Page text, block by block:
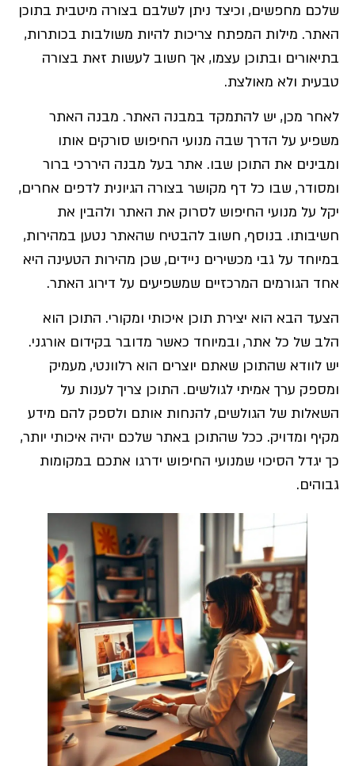
שלכם מחפשים, וכיצד ניתן לשלבם בצורה מיטבית בתוכן
האתר. מילות המפתח צריכות להיות משולבות בכותרות,
בתיאורים ובתוכן עצמו, אך חשוב לעשות זאת בצורה
טבעית ולא מאולצת.
לאחר מכן, יש להתמקד במבנה האתר. מבנה האתר
משפיע על הדרך שבה מנועי החיפוש סורקים אותו
ומבינים את התוכן שבו. אתר בעל מבנה היררכי ברור
ומסודר, שבו כל דף מקושר בצורה הגיונית לדפים אחרים,
יקל על מנועי החיפוש לסרוק את האתר ולהבין את
חשיבותו. בנוסף, חשוב להבטיח שהאתר נטען במהירות,
במיוחד על גבי מכשירים ניידים, שכן מהירות הטעינה היא
אחד הגורמים המרכזיים שמשפיעים על דירוג האתר.
הצעד הבא הוא יצירת תוכן איכותי ומקורי. התוכן הוא
הלב של כל אתר, ובמיוחד כאשר מדובר בקידום אורגני.
יש לוודא שהתוכן שאתם יוצרים הוא רלוונטי, מעמיק
ומספק ערך אמיתי לגולשים. התוכן צריך לענות על
השאלות של הגולשים, להנחות אותם ולספק להם מידע
מקיף ומדויק. ככל שהתוכן באתר שלכם יהיה איכותי יותר,
כך יגדל הסיכוי שמנועי החיפוש ידרגו אתכם במקומות
גבוהים.